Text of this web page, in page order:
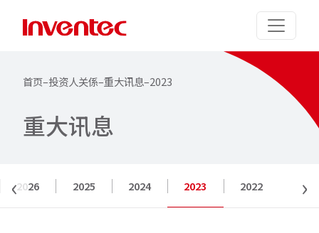
首页–投资人关係–重大讯息–2023
重大讯息
2026 2025 2024 2023 2022
‹ ›